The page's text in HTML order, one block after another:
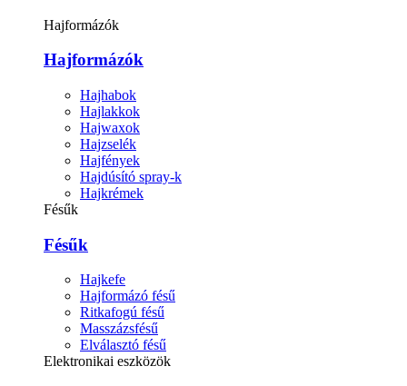
Hajformázók
Hajformázók
Hajhabok
Hajlakkok
Hajwaxok
Hajzselék
Hajfények
Hajdúsító spray-k
Hajkrémek
Fésűk
Fésűk
Hajkefe
Hajformázó fésű
Ritkafogú fésű
Masszázsfésű
Elválasztó fésű
Elektronikai eszközök